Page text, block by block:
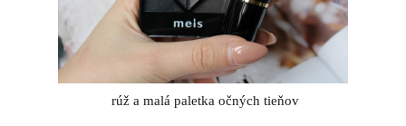
rúž a malá paletka očných tieňov